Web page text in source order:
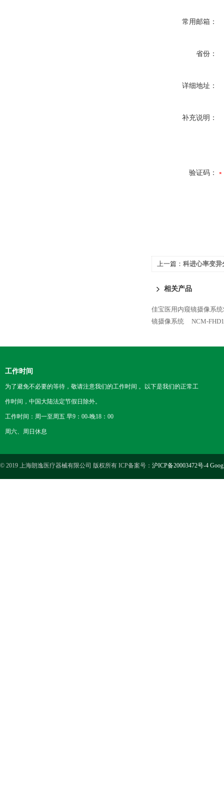
常用邮箱：
省份：
详细地址：
补充说明：
验证码：
上一篇： 科进心率变
相关产品
佳宝医用内窥镜摄像系统
镜摄像系统
NCM-
工作时间
为了避免不必要的等待，敬请注意我们的工作时间 。以下是我们的正常工
作时间，中国大陆法定节假日除外。
工作时间：周一至周五 早9：00-晚18：00
周六、周日休息
© 2019 上海朗逸医疗器械有限公司 版权所有 ICP备案号： 沪ICP备20003472号-4